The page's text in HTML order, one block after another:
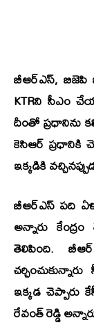
బీఆర్ఎస్, బిజెపి
KTRని సీఎం
దీంతో ప్రధానిను
కెసిఆర్ ప్రధానికి
ఇక్కడికి
బీఆర్ఎస్ పది
అన్నారు
తెలిపింది.
ఇక్కడ చెప్పారు
రేవంత్ రెడ్డి